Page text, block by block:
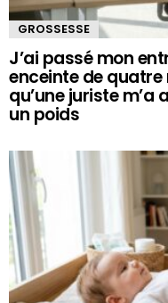
GROSSESSE
J’ai passé mon
enceinte de quatre
qu’une juriste m’a
un poids